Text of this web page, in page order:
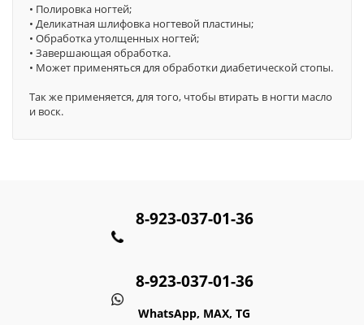
• Полировка ногтей;
• Деликатная шлифовка ногтевой пластины;
• Обработка утолщенных ногтей;
• Завершающая обработка.
• Может применяться для обработки диабетической стопы.
Так же применяется, для того, чтобы втирать в ногти масло
и воск.
8-923-037-01-36
8-923-037-01-36
WhatsApp, MAX, TG